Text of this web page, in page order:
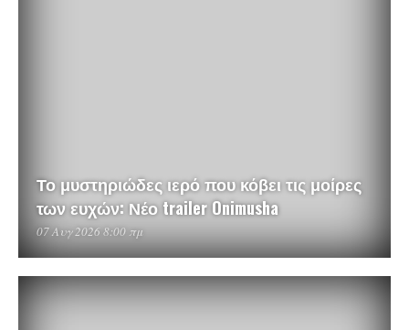
Το μυστηριώδες ιερό που κόβει τις μοίρες
των ευχών: Νέο trailer Onimusha
07 Αυγ 2026 8:00 πμ